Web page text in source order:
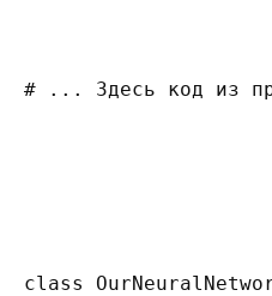
# ... Здесь код из
class